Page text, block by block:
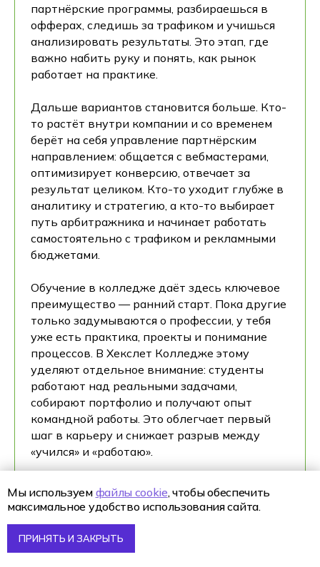
партнёрские программы, разбираешься в
офферах, следишь за трафиком и учишься
анализировать результаты. Это этап, где
важно набить руку и понять, как рынок
работает на практике.
Дальше вариантов становится больше. Кто-
то растёт внутри компании и со временем
берёт на себя управление партнёрским
направлением: общается с вебмастерами,
оптимизирует конверсию, отвечает за
результат целиком. Кто-то уходит глубже в
аналитику и стратегию, а кто-то выбирает
путь арбитражника и начинает работать
самостоятельно с трафиком и рекламными
бюджетами.
Обучение в колледже даёт здесь ключевое
преимущество — ранний старт. Пока другие
только задумываются о профессии, у тебя
уже есть практика, проекты и понимание
процессов. В Хекслет Колледже этому
уделяют отдельное внимание: студенты
работают над реальными задачами,
собирают портфолио и получают опыт
командной работы. Это облегчает первый
шаг в карьеру и снижает разрыв между
«учился» и «работаю».
вырасти и в смежные направления.
Например, перейти в интернет-маркетинг,
продуктовый менеджмент или открыть
собственный проект. Навыки работы с
Мы используем файлы cookie, чтобы обеспечить
максимальное удобство использования сайта.
ПРИНЯТЬ И ЗАКРЫТЬ